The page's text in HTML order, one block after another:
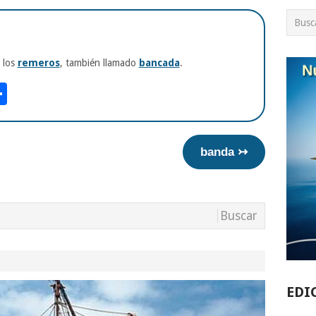
los remeros, también llamado bancada.
Compartir
banda ↣